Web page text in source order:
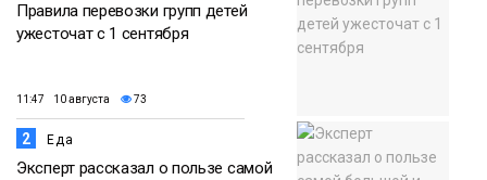
Правила перевозки групп детей
ужесточат с 1 сентября
11:47 10 августа 73
2 Еда
Эксперт рассказал о пользе самой